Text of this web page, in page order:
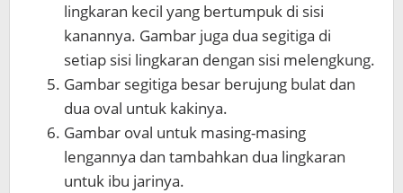
lingkaran kecil yang bertumpuk di sisi
kanannya. Gambar juga dua segitiga di
setiap sisi lingkaran dengan sisi melengkung.
Gambar segitiga besar berujung bulat dan
dua oval untuk kakinya.
Gambar oval untuk masing-masing
lengannya dan tambahkan dua lingkaran
untuk ibu jarinya.